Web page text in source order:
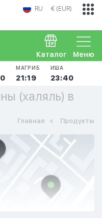
RU € (EUR)
Меню
Каталог
МАГРИБ
21:19
ИША
23:40
(халяль) в
Главная Продукты